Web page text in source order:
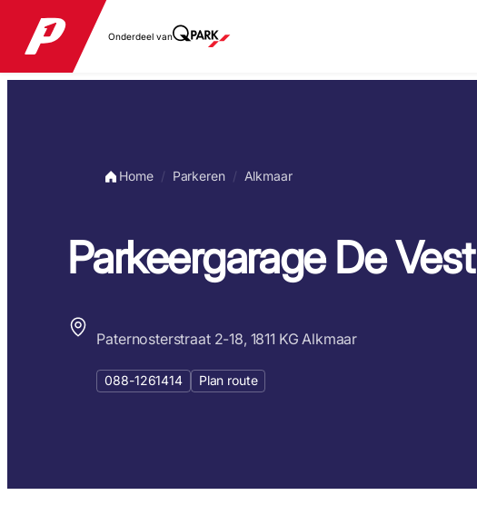
Onderdeel van
Home Parkeren Alkmaar
Parkeergarage De Vest
Paternosterstraat 2-18, 1811 KG Alkmaar
088-1261414 Plan route